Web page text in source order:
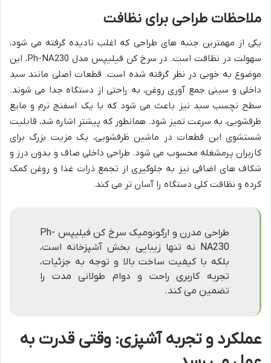
ملاحظات طراحی برای نظافت
یکی از مهمترین جنبه های طراحی که اغلب نادیده گرفته می شود،
سهولت در نظافت است. در سرخ کن فیلیپس مدل Ph-NA230، این
موضوع به خوبی در نظر گرفته شده است. قطعات اصلی مانند سبد
داخلی و سینی جمع آوری روغن، به راحتی از دستگاه جدا می شوند.
سطح نچسب سبد نیز باعث می شود که با یک اسفنج نرم و مایع
ظرفشویی، به سرعت تمیز شود. همانطور که پیشتر اشاره شد، قابلیت
شستشوی این قطعات در ماشین ظرفشویی، یک مزیت بزرگ برای
کاربران پرمشغله محسوب می شود. طراحی داخلی صاف و بدون درز و
شکاف های اضافی نیز به جلوگیری از تجمع ذرات غذا و روغن کمک
کرده و نظافت کلی دستگاه را آسان تر می کند.
طراحی مدرن و ارگونومیک سرخ کن فیلیپس Ph-
NA230 نه تنها زیبایی بخش آشپزخانه است،
بلکه با کیفیت ساخت بالا و توجه به جزئیات،
تجربه کاربری راحت و دوام طولانی مدت را
تضمین می کند.
عملکرد و تجربه آشپزی: وقتی قدرت به